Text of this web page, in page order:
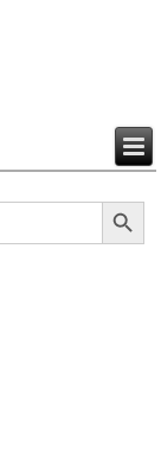
Search Button